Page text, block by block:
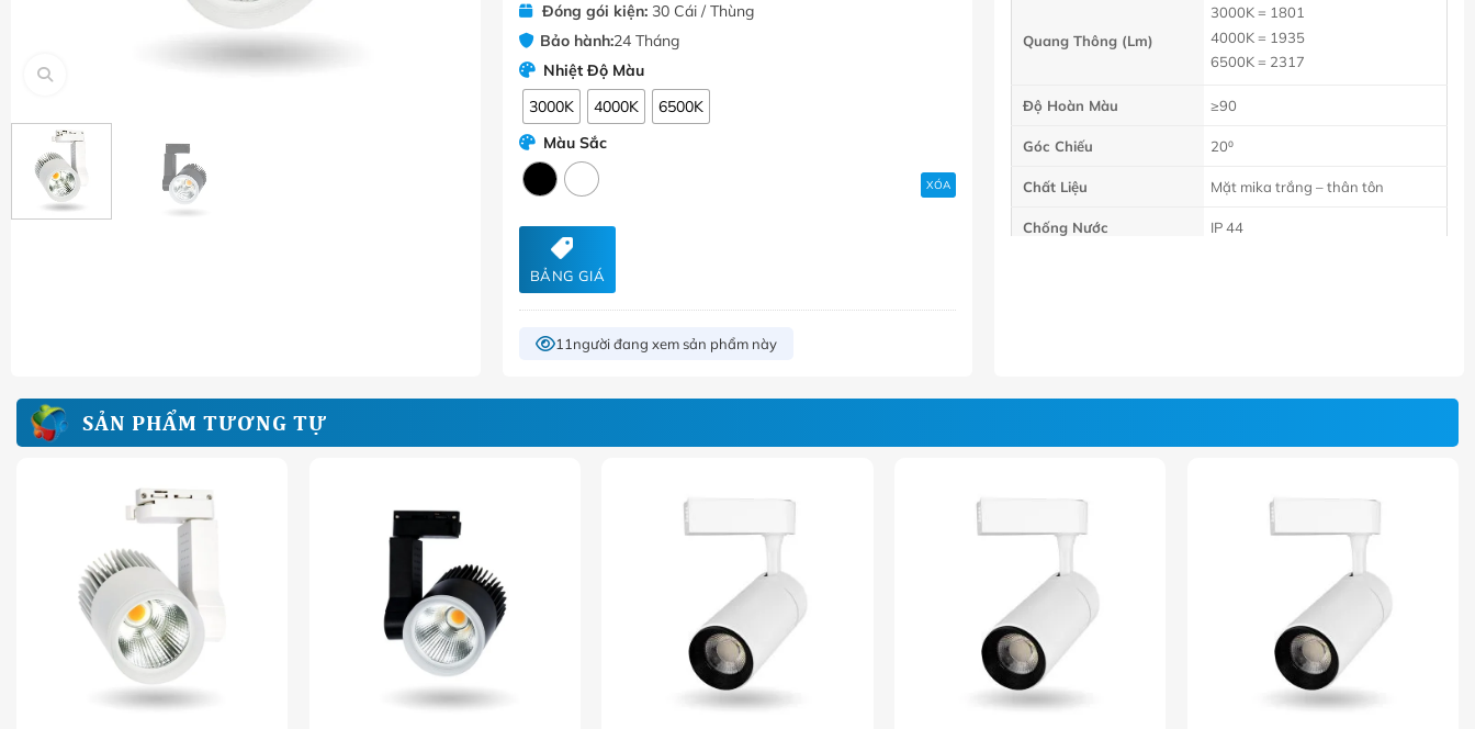
Đóng gói kiện:30 Cái / Thùng
Bảo hành:24 Tháng
Nhiệt Độ Màu
3000K
4000K
6500K
Màu Sắc
XÓA
BẢNG GIÁ
11 người đang xem sản phẩm này
Quang Thông (Lm)
3000K = 1801
4000K = 1935
6500K = 2317
Độ Hoàn Màu ≥90
Góc Chiếu 20⁰
Chất Liệu Mặt mika trắng – thân tôn
Chống Nước IP 44
SẢN PHẨM TƯƠNG TỰ